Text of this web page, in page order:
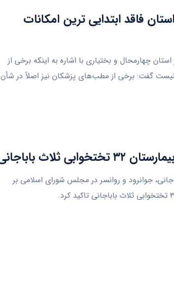
فاقد ابتدایی ترین امکانات
چهارمحال و بختیاری با اشاره به اینکه برخی از
نیست گفت: برخی از مطب‌های پزشکان نیز اصلاً در شأن
ثلاث باباجانی
جوانرود و روانسر در مجلس شورای اسلامی بر